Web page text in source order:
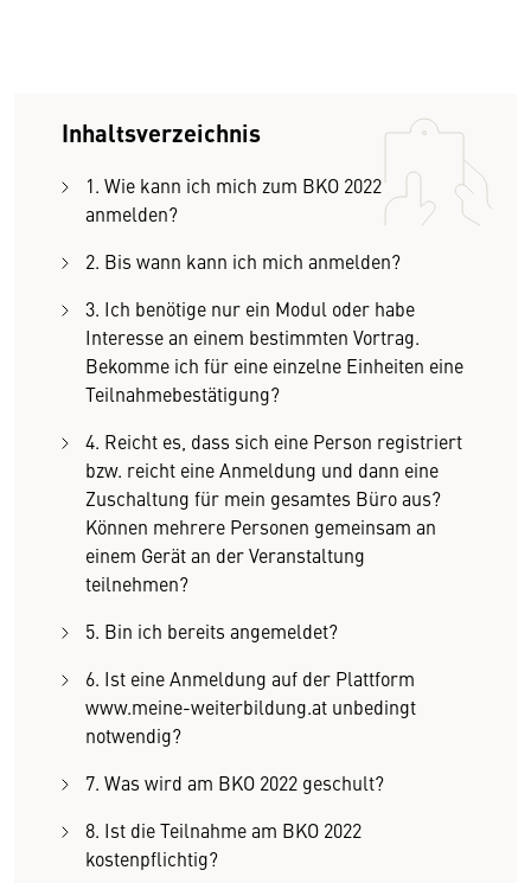
Inhaltsverzeichnis
1. Wie kann ich mich zum BKO 2022
anmelden?
2. Bis wann kann ich mich anmelden?
3. Ich benötige nur ein Modul oder habe
Interesse an einem bestimmten Vortrag.
Bekomme ich für eine einzelne Einheiten eine
Teilnahmebestätigung?
4. Reicht es, dass sich eine Person registriert
bzw. reicht eine Anmeldung und dann eine
Zuschaltung für mein gesamtes Büro aus?
Können mehrere Personen gemeinsam an
einem Gerät an der Veranstaltung
teilnehmen?
5. Bin ich bereits angemeldet?
6. Ist eine Anmeldung auf der Plattform
www.meine-weiterbildung.at unbedingt
notwendig?
7. Was wird am BKO 2022 geschult?
8. Ist die Teilnahme am BKO 2022
kostenpflichtig?